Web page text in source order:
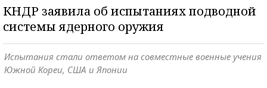
КНДР заявила об испытаниях подводной
системы ядерного оружия
Испытания стали ответом на совместные военные учения
Южной Кореи, США и Японии